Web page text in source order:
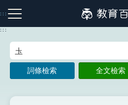
到
主
:::
注音索引圖示 筆畫索引圖示
:::
詞條檢索 全文檢索